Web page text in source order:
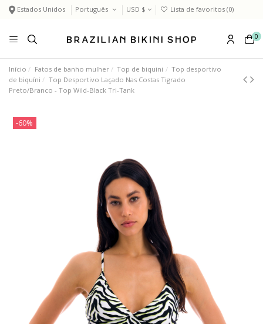
Estados Unidos Português USD $ Lista de favoritos (0)
0
Início Fatos de banho mulher Top de biquini
Top desportivo
de biquíni
Top Desportivo Laçado Nas Costas Tigrado
Preto/Branco - Top Wild-Black Tri-Tank
-60%